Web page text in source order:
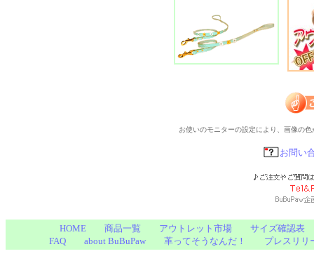
お使いのモニターの設定により、画像の
お問い
HOME 商品一覧 アウトレット市場
サイズ確認表
FAQ
about BuBuPaw 革ってそうなんだ！ プレスリリ